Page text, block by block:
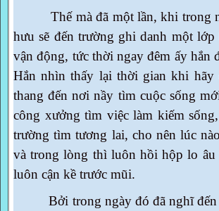
Thế mà đã một lần, khi trong
hưu sẽ đến trường ghi danh một
vận động, tức thời ngay đêm ấy hắn
Hắn nhìn thấy lại thời gian khi hãy
thang đến nơi nầy tìm cuộc sống
công xưởng tìm việc làm kiếm
trường tìm tương lai, cho nên lúc
và trong lòng thì luôn hồi hộp lo
luôn cận kề trước mũi.
Bởi trong ngày đó đã nghĩ đến